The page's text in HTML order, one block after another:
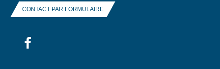
CONTACT PAR FORMULAIRE